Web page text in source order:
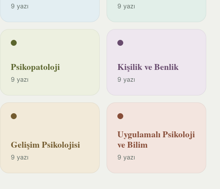
9 yazı 9 yazı
Psikopatoloji
9 yazı
Kişilik ve Benlik
9 yazı
Gelişim Psikolojisi
9 yazı
Uygulamalı Psikoloji
ve Bilim
9 yazı